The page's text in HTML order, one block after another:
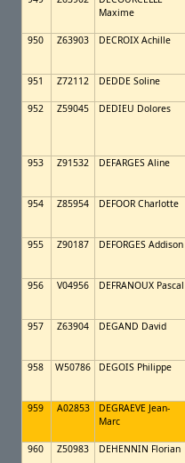
Maxime
950 Z63903 DECROIX Achille
951 Z72112 DEDDE Soline
952 Z59045 DEDIEU Dolores
953 Z91532 DEFARGES Aline
954 Z85954 DEFOOR Charlotte
955 Z90187 DEFORGES Addison
956 V04956 DEFRANOUX Pascal
957 Z63904 DEGAND David
958 W50786 DEGOIS Philippe
959 A02853
DEGRAEVE Jean-
Marc
960 Z50983 DEHENNIN Florian